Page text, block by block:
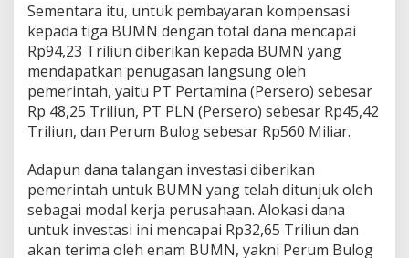
Sementara itu, untuk pembayaran kompensasi
kepada tiga BUMN dengan total dana mencapai
Rp94,23 Triliun diberikan kepada BUMN yang
mendapatkan penugasan langsung oleh
pemerintah, yaitu PT Pertamina (Persero) sebesar
Rp 48,25 Triliun, PT PLN (Persero) sebesar Rp45,42
Triliun, dan Perum Bulog sebesar Rp560 Miliar.
Adapun dana talangan investasi diberikan
pemerintah untuk BUMN yang telah ditunjuk oleh
sebagai modal kerja perusahaan. Alokasi dana
untuk investasi ini mencapai Rp32,65 Triliun dan
akan terima oleh enam BUMN, yakni Perum Bulog